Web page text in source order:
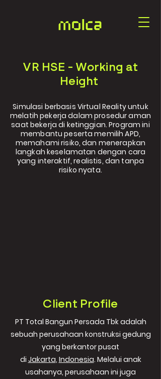
VR HSE - Working at
Height
Simulasi berbasis Virtual Reality untuk
melatih pekerja dalam prosedur aman
saat bekerja di ketinggian. Program ini
membantu peserta memilih APD,
memahami risiko, dan menerapkan
langkah keselamatan dengan cara
yang interaktif, realistis, dan tanpa
risiko nyata.
Client Profile
PT Total Bangun Persada Tbk adalah
sebuah perusahaan konstruksi gedung
yang berkantor pusat
di Jakarta, Indonesia. Melalui anak
usahanya, perusahaan ini juga